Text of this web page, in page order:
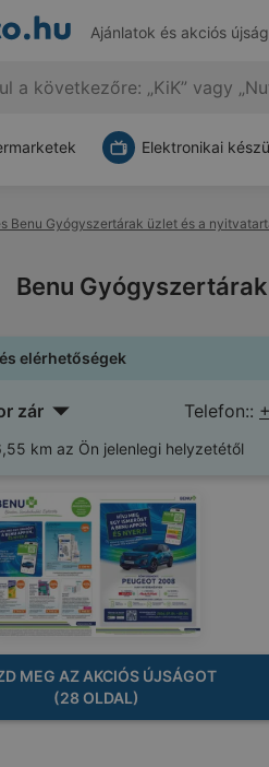
Ajánlatok és akciós
Elektronikai
Benu Gyógyszertárak üzlet és a
Benu
elérhetőségek
zár Telefon::
km az Ön jelenlegi helyzetétől
MEG AZ AKCIÓS ÚJSÁGOT
(28 OLDAL)